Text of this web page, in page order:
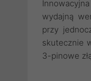
wydajną
przy
skutecznie
3-pinowe